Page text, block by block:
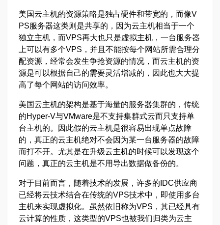
美国云主机的资源策略是独占硬件和带宽的，而像V
PS服务器这类则是共享的，因为云主机相当于一个
独立主机，而VPS再大也只是虚拟主机，一台服务器
上可以有多个VPS，并且不能按每个网站所需合理分
配资源，经常会发生争抢资源的情况，而云主机的资
源是可以根据自己的需要灵活增减的，因此也大大提
高了每个网站的访问效率。
美国云主机的架构是基于海量的服务器集群的，传统
的Hyper-V与VMware是不支持集群式云而只支持单
台主机的。因此假的云主机是很容易出现单点故障
的，真正的云主机绝对不会因为某一台服务器的故障
而打不开。尤其是在升级云主机的时候可以发现这个
问题，真正的云主机是不用导出数据做备份的。
对于目前而言，随着技术的发展，许多的IDC供应商
已经将云技术结合在传统的VPS技术中，即使用多台
主机来实现虚拟化。虽然依旧称为VPS，其已经具有
云计算的性质，这类型的VPS也被我们归类为云主